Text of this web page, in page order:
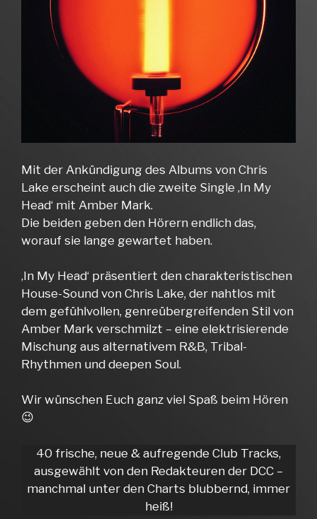
Mit der Ankündigung des Albums von Chris
Lake erscheint auch die zweite Single ‚In My
Head‘ mit Amber Mark.
Die beiden geben den Hörern endlich das,
worauf sie lange gewartet haben.
‚In My Head‘ präsentiert den charakteristischen
House-Sound von Chris Lake, der nahtlos mit
dem gefühlvollen, genreübergreifenden Stil von
Amber Mark verschmilzt – eine elektrisierende
Mischung aus alternativem R&B, Tribal-
Rhythmen und deepen Soul.
Wir wünschen Euch ganz viel Spaß beim Hören
😉
40 frische, neue & aufregende Club Tracks,
ausgewählt von den Redakteuren der DCC –
manchmal unter den Charts blubbernd, immer
heiß!